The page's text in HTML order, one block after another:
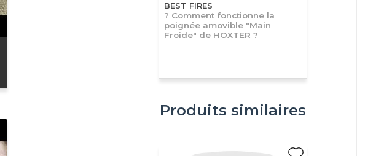
BEST FIRES
? Comment fonctionne la
poignée amovible "Main
Froide" de HOXTER ?
Produits similaires